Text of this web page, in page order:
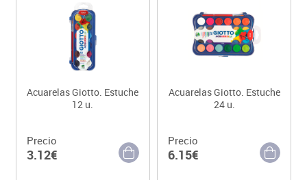
Acuarelas Giotto. Estuche
12 u.
Precio
3.12€
Acuarelas Giotto. Estuche
24 u.
Precio
6.15€